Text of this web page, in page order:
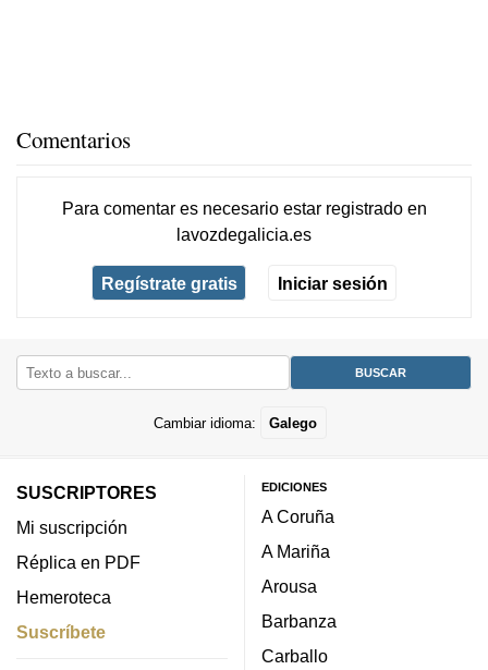
Comentarios
Para comentar es necesario estar registradoen
lavozdegalicia.es
Regístrate gratis Iniciar sesión
Cambiar idioma: Galego
SUSCRIPTORES
Mi suscripción
Réplica en PDF
Hemeroteca
Suscríbete
EDICIONES
A Coruña
A Mariña
Arousa
Barbanza
Carballo